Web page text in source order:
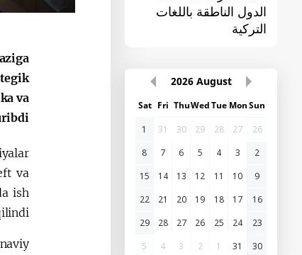
الدول الناطقة باللغات
التركية
الوسطى - الصين"
August
2026
Sun
Mon
Tue
Wed
Thu
Fri
Sat
26
27
28
29
30
31
1
2
3
4
5
6
7
8
9
10
11
12
13
14
15
16
17
18
19
20
21
22
23
24
25
26
27
28
29
30
31
1
2
3
4
5
va
va
ish